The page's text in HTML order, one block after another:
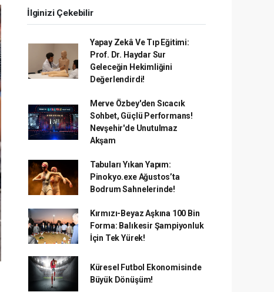
İlginizi Çekebilir
Yapay Zekâ Ve Tıp Eğitimi:
Prof. Dr. Haydar Sur
Geleceğin Hekimliğini
Değerlendirdi!
Merve Özbey'den Sıcacık
Sohbet, Güçlü Performans!
Nevşehir'de Unutulmaz
Akşam
Tabuları Yıkan Yapım:
Pinokyo.exe Ağustos’ta
Bodrum Sahnelerinde!
Kırmızı-Beyaz Aşkına 100 Bin
Forma: Balıkesir Şampiyonluk
İçin Tek Yürek!
Küresel Futbol Ekonomisinde
Büyük Dönüşüm!